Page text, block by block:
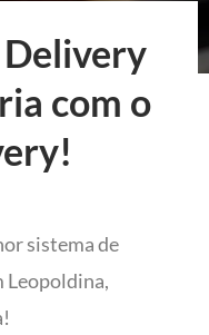
com o
sistema de
Leopoldina,